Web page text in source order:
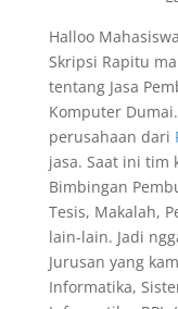
Halloo
Skripsi Rapitu
tentang Jasa
Komputer
perusahaan dari
jasa. Saat ini tim
Bimbingan
Tesis, Makalah,
lain-lain. Jadi
Jurusan yang
Informatika,